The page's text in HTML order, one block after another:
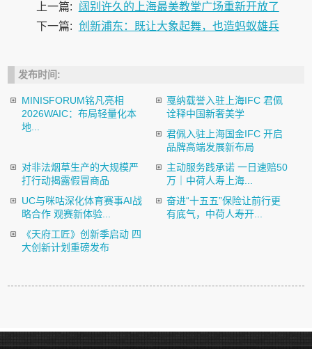
上一篇:
阔别许久的上海最美教堂广场重新开放了
下一篇: 创新浦东：既让大象起舞，也造蚂蚁雄兵
发布时间:
MINISFORUM铭凡亮相
2026WAIC：布局轻量化本
地...
戛纳载誉入驻上海IFC 君佩
诠释中国新奢美学
君佩入驻上海国金IFC 开启
品牌高端发展新布局
对非法烟草生产的大规模严
打行动揭露假冒商品
主动服务践承诺 一日速赔50
万｜中荷人寿上海...
UC与咪咕深化体育赛事AI战
略合作 观赛新体验...
奋进“十五五”保险让前行更
有底气，中荷人寿开...
《天府工匠》创新季启动 四
大创新计划重磅发布